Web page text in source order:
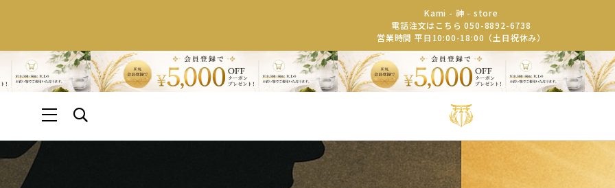
Kami - 神 - store
電話注文はこちら 050-8892-6738
営業時間 平日10:00-18:00（土日祝休み）